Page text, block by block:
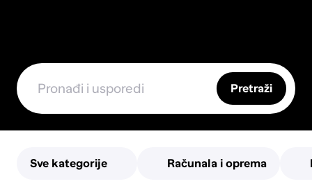
Pretraži
Sve kategorije Računala i oprema